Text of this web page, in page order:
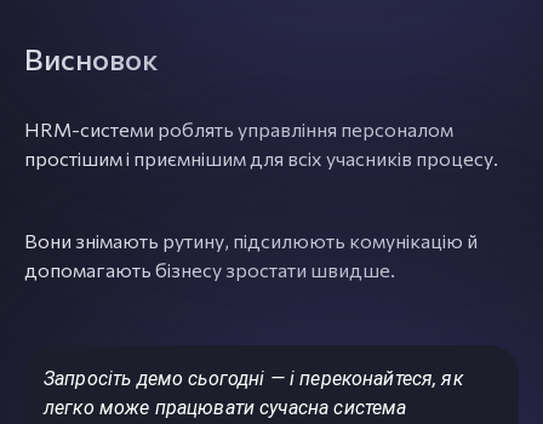
Висновок
HRM-системи роблять управління персоналом
простішим і приємнішим для всіх учасників процесу.
Вони знімають рутину, підсилюють комунікацію й
допомагають бізнесу зростати швидше.
Запросіть демо сьогодні — і переконайтеся, як
легко може працювати сучасна система